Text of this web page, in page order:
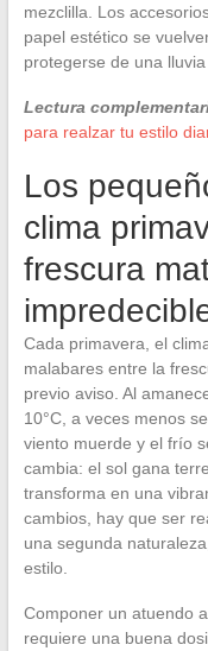
mezclilla. Los
papel estético se
protegerse de una lluvia
Lectura
para realzar tu estilo
Los
clima
frescura
Cada primavera, el
malabares entre la
previo aviso. Al
10°C, a veces menos
viento muerde y el frío
cambia: el sol gana
transforma en una
cambios, hay que ser
una segunda
estilo.
Componer un atuendo
requiere una buena